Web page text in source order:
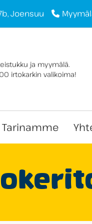
Joensuu
ja myymälä.
irtokarkin valikoima!
Tarinamme